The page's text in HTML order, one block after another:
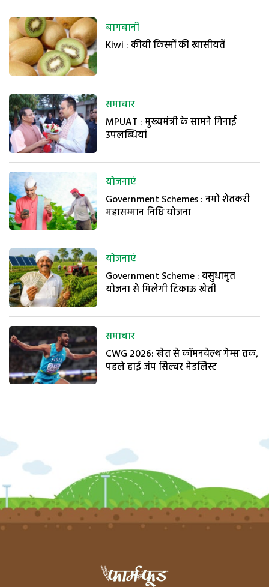
बागबानी
Kiwi : कीवी किस्मों की खासीयतें
समाचार
MPUAT : मुख्यमंत्री के सामने गिनाईं
उपलब्धियां
योजनाएं
Government Schemes : नमो शेतकरी
महासम्मान निधि योजना
योजनाएं
Government Scheme : वसुधामृत
योजना से मिलेगी टिकाऊ खेती
समाचार
CWG 2026: खेत से कॉमनवेल्थ गेम्स तक,
पहले हाई जंप सिल्वर मेडलिस्ट